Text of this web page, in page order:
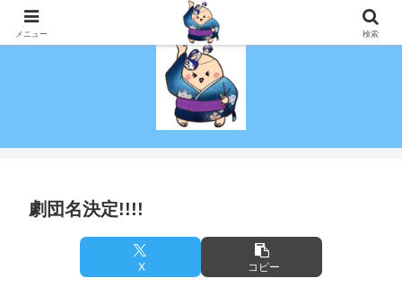
演技を趣味にしたい！初心者でも社会人でも演劇がしたい！を叶える劇団！
劇団名決定!!!!
X コピー
メニュー 検索